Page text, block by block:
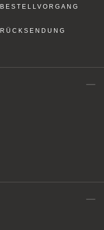
BESTELLVORGANG
RÜCKSENDUNG